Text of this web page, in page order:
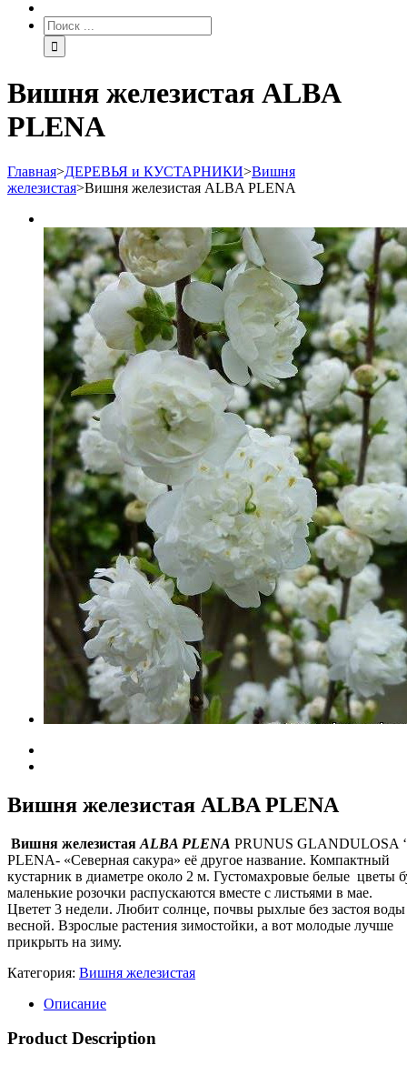
Вишня железистая ALBA
PLENA
Главная>ДЕРЕВЬЯ и КУСТАРНИКИ>Вишня
железистая>Вишня железистая ALBA PLENA
Вишня железистая ALBA PLENA
Вишня железистая ALBA PLENA PRUNUS GLANDULOSA
PLENA- «Северная сакура» её другое название. Компактный
кустарник в диаметре около 2 м. Густомахровые белые цветы
маленькие розочки распускаются вместе с листьями в мае.
Цветет 3 недели. Любит солнце, почвы рыхлые без застоя воды
весной. Взрослые растения зимостойки, а вот молодые лучше
прикрыть на зиму.
Категория: Вишня железистая
Описание
Product Description